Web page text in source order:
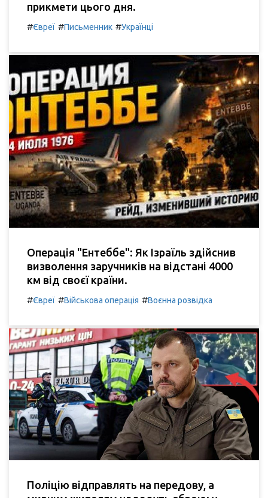
прикмети цього дня.
#Євреї #Письменник #Українці
Операція "Ентеббе": Як Ізраїль здійснив
визволення заручників на відстані 4000
км від своєї країни.
#Євреї #Військова операція #Воєнна розвідка
Поліцію відправлять на передову, а